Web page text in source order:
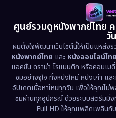
Disaster
Disney+
Documentary สารคดี
Drama ดราม่า
Dystopian
1983
1978
1962
ศูนย์รวมดูหนังพากย์ไทย
วัน
ผมตั้งใจพัฒนาเว็บไซต์นี้ให้เป็นแหล่ง
หนังพากย์ไทย และ หนังออนไลน์ไทย
แอคชั่น ดราม่า โรแมนติก หรือคอมเม
ชมอย่างจุใจ ทั้งหนังใหม่ หนังเก่า แ
อัปเดตเนื้อหาใหม่ทุกวัน เพื่อให้คุณไม่
ชมผ่านทุกอุปกรณ์ ด้วยระบบสตรีมมิ่ง
Full HD ให้คุณเพลิดเพลินกั